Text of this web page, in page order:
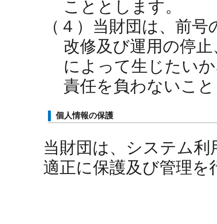
こととします。
（４）当財団は、前
改修及び運用の停
によって生じたい
責任を負わないこ
個人情報の保護
当財団は、システム
適正に保護及び管理を